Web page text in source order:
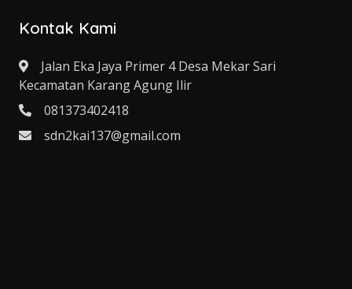
Kontak Kami
Jalan Eka Jaya Primer 4 Desa Mekar Sari
Kecamatan Karang Agung Ilir
081373402418
sdn2kai137@gmail.com